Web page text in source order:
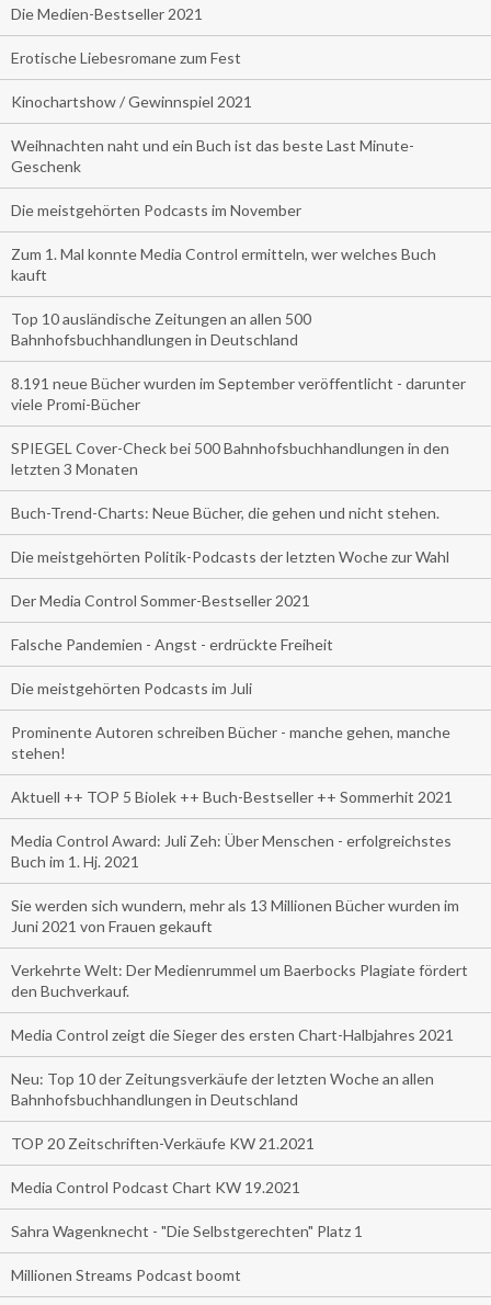
Die Medien-Bestseller 2021
Erotische Liebesromane zum Fest
Kinochartshow / Gewinnspiel 2021
Weihnachten naht und ein Buch ist das beste Last Minute-
Geschenk
Die meistgehörten Podcasts im November
Zum 1. Mal konnte Media Control ermitteln, wer welches Buch
kauft
Top 10 ausländische Zeitungen an allen 500
Bahnhofsbuchhandlungen in Deutschland
8.191 neue Bücher wurden im September veröffentlicht - darunter
viele Promi-Bücher
SPIEGEL Cover-Check bei 500 Bahnhofsbuchhandlungen in den
letzten 3 Monaten
Buch-Trend-Charts: Neue Bücher, die gehen und nicht stehen.
Die meistgehörten Politik-Podcasts der letzten Woche zur Wahl
Der Media Control Sommer-Bestseller 2021
Falsche Pandemien - Angst - erdrückte Freiheit
Die meistgehörten Podcasts im Juli
Prominente Autoren schreiben Bücher - manche gehen, manche
stehen!
Aktuell ++ TOP 5 Biolek ++ Buch-Bestseller ++ Sommerhit 2021
Media Control Award: Juli Zeh: Über Menschen - erfolgreichstes
Buch im 1. Hj. 2021
Sie werden sich wundern, mehr als 13 Millionen Bücher wurden im
Juni 2021 von Frauen gekauft
Verkehrte Welt: Der Medienrummel um Baerbocks Plagiate fördert
den Buchverkauf.
Media Control zeigt die Sieger des ersten Chart-Halbjahres 2021
Neu: Top 10 der Zeitungsverkäufe der letzten Woche an allen
Bahnhofsbuchhandlungen in Deutschland
TOP 20 Zeitschriften-Verkäufe KW 21.2021
Media Control Podcast Chart KW 19.2021
Sahra Wagenknecht - "Die Selbstgerechten" Platz 1
Millionen Streams Podcast boomt